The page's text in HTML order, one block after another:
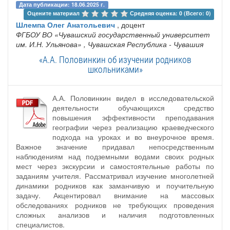
Дата публикации: 18.06.2025 г.
Оцените материал
Средняя оценка: 0 (Всего: 0)
Шлемпа Олег Анатольевич , доцент
ФГБОУ ВО «Чувашский государственный университет
им. И.Н. Ульянова» , Чувашская Республика - Чувашия
«А.А. Половинкин об изучении родников
школьниками»
А.А. Половинкин видел в исследовательской
деятельности обучающихся средство
повышения эффективности преподавания
географии через реализацию краеведческого
подхода на уроках и во внеурочное время.
Важное значение придавал непосредственным
наблюдениям над подземными водами своих родных
мест через экскурсии и самостоятельные работы по
заданиям учителя. Рассматривал изучение многолетней
динамики родников как заманчивую и поучительную
задачу. Акцентировал внимание на массовых
обследованиях родников не требующих проведения
сложных анализов и наличия подготовленных
специалистов.